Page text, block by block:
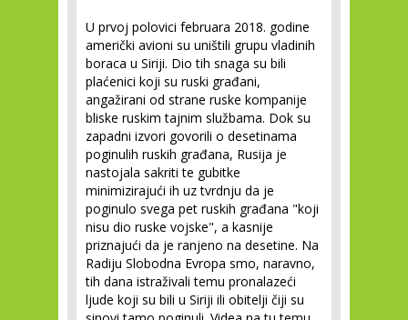
U prvoj polovici februara 2018. godine
američki avioni su uništili grupu vladinih
boraca u Siriji. Dio tih snaga su bili
plaćenici koji su ruski građani,
angažirani od strane ruske kompanije
bliske ruskim tajnim službama. Dok su
zapadni izvori govorili o desetinama
poginulih ruskih građana, Rusija je
nastojala sakriti te gubitke
minimizirajući ih uz tvrdnju da je
poginulo svega pet ruskih građana "koji
nisu dio ruske vojske", a kasnije
priznajući da je ranjeno na desetine. Na
Radiju Slobodna Evropa smo, naravno,
tih dana istraživali temu pronalazeći
ljude koji su bili u Siriji ili obitelji čiji su